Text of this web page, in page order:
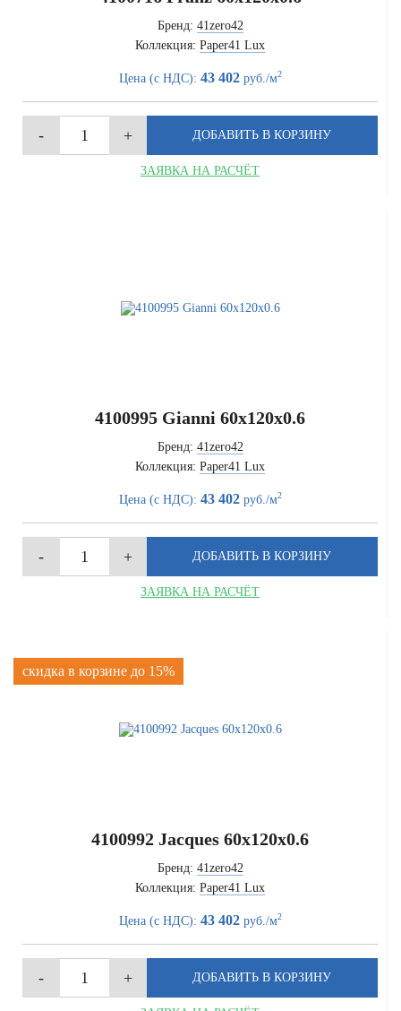
Бренд: 41zero42
Коллекция: Paper41 Lux
Цена (с НДС): 43 402руб./м2
ЗАЯВКА НА РАСЧЁТ
4100995 Gianni 60x120x0.6
Бренд: 41zero42
Коллекция: Paper41 Lux
Цена (с НДС): 43 402руб./м2
ЗАЯВКА НА РАСЧЁТ
скидка в корзине до 15%
4100992 Jacques 60x120x0.6
Бренд: 41zero42
Коллекция: Paper41 Lux
Цена (с НДС): 43 402руб./м2